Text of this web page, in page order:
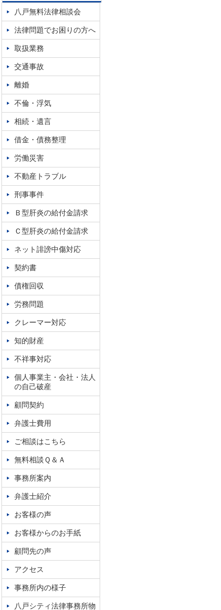
八戸無料法律相談会
法律問題でお困りの方へ
取扱業務
交通事故
離婚
不倫・浮気
相続・遺言
借金・債務整理
労働災害
不動産トラブル
刑事事件
Ｂ型肝炎の給付金請求
Ｃ型肝炎の給付金請求
ネット誹謗中傷対応
契約書
債権回収
労務問題
クレーマー対応
知的財産
不祥事対応
個人事業主・会社・法人
の自己破産
顧問契約
弁護士費用
ご相談はこちら
無料相談Ｑ＆Ａ
事務所案内
弁護士紹介
お客様の声
お客様からのお手紙
顧問先の声
アクセス
事務所内の様子
八戸シティ法律事務所物